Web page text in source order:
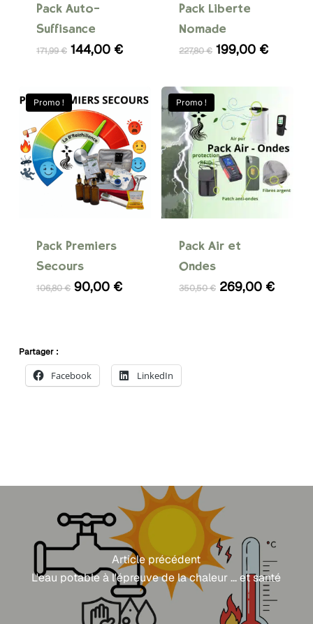
Pack Auto-
Suffisance
171,99€ Le
était :
171,99 €.
144,00 €Le
est :
144,00 €.
Pack Liberté
Nomade
227,80€ Le
était :
227,80 €.
199,00 €Le
199,00
Promo !
Pack Premiers
Secours
106,80€ Le
90,00 €Le
Promo !
Pack Air et
Ondes
350,50€ Le
269,00 €Le
Partager :
Facebook LinkedIn
Article précédent
L'eau potable à l'épreuve de la chaleur ... et santé